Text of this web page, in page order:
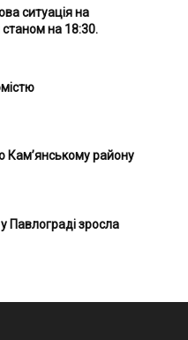
ситуація на
на 18:30.
Кам’янському району
Павлограді зросла